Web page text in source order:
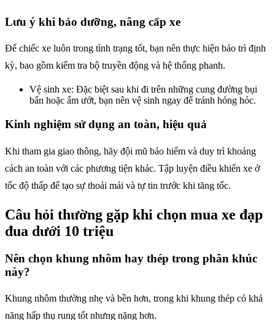
Lưu ý khi bảo dưỡng, nâng cấp xe
Để chiếc xe luôn trong tình trạng tốt, bạn nên thực hiện bảo trì định
kỳ, bao gồm kiểm tra bộ truyền động và hệ thống phanh.
Vệ sinh xe: Đặc biệt sau khi đi trên những cung đường bụi
bẩn hoặc ẩm ướt, bạn nên vệ sinh ngay để tránh hỏng hóc.
Kinh nghiệm sử dụng an toàn, hiệu quả
Khi tham gia giao thông, hãy đội mũ bảo hiểm và duy trì khoảng
cách an toàn với các phương tiện khác. Tập luyện điều khiển xe ở
tốc độ thấp để tạo sự thoải mái và tự tin trước khi tăng tốc.
Câu hỏi thường gặp khi chọn mua xe đạp
đua dưới 10 triệu
Nên chọn khung nhôm hay thép trong phân khúc
này?
Khung nhôm thường nhẹ và bền hơn, trong khi khung thép có khả
năng hấp thụ rung tốt nhưng nặng hơn.